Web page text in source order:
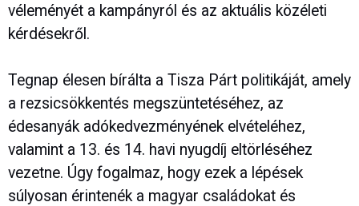
véleményét a kampányról és az aktuális közéleti
kérdésekről.
Tegnap élesen bírálta a Tisza Párt politikáját, amely
a rezsicsökkentés megszüntetéséhez, az
édesanyák adókedvezményének elvételéhez,
valamint a 13. és 14. havi nyugdíj eltörléséhez
vezetne. Úgy fogalmaz, hogy ezek a lépések
súlyosan érintenék a magyar családokat és